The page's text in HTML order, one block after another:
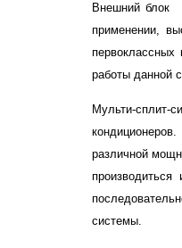
Внешний блок
применении,
работы данной
Мульти-
различной
системы.